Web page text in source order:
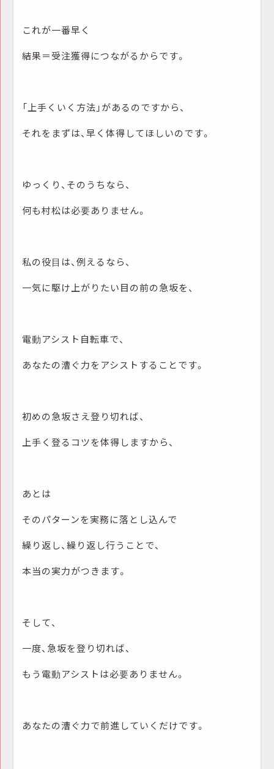
これが一番早く
結果＝受注獲得につながるからです。
「上手くいく方法」があるのですから、
それをまずは、早く体得してほしいのです。
ゆっくり、そのうちなら、
何も村松は必要ありません。
私の役目は、例えるなら、
一気に駆け上がりたい目の前の急坂を、
電動アシスト自転車で、
あなたの漕ぐ力をアシストすることです。
初めの急坂さえ登り切れば、
上手く登るコツを体得しますから、
あとは
そのパターンを実務に落とし込んで
繰り返し、繰り返し行うことで、
本当の実力がつきます。
そして、
一度、急坂を登り切れば、
もう電動アシストは必要ありません。
あなたの漕ぐ力で前進していくだけです。